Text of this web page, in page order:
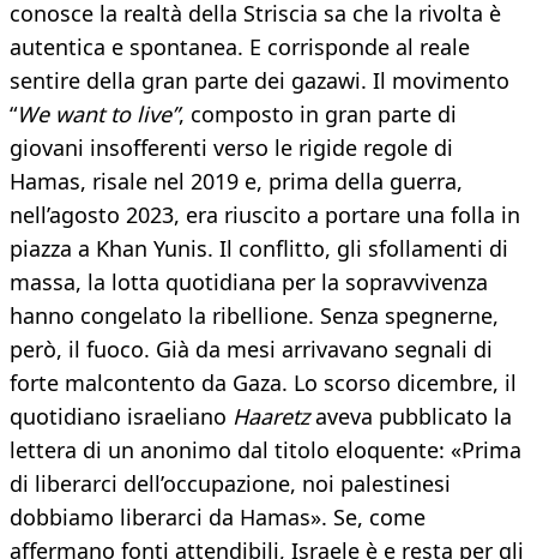
conosce la realtà della Striscia sa che la rivolta è
autentica e spontanea. E corrisponde al reale
sentire della gran parte dei gazawi. Il movimento
“We want to live”, composto in gran parte di
giovani insofferenti verso le rigide regole di
Hamas, risale nel 2019 e, prima della guerra,
nell’agosto 2023, era riuscito a portare una folla in
piazza a Khan Yunis. Il conflitto, gli sfollamenti di
massa, la lotta quotidiana per la sopravvivenza
hanno congelato la ribellione. Senza spegnerne,
però, il fuoco. Già da mesi arrivavano segnali di
forte malcontento da Gaza. Lo scorso dicembre, il
quotidiano israeliano Haaretzaveva pubblicato la
lettera di un anonimo dal titolo eloquente: «Prima
di liberarci dell’occupazione, noi palestinesi
dobbiamo liberarci da Hamas». Se, come
affermano fonti attendibili, Israele è e resta per gli